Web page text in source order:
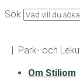
Sök
| Park- och
Om Stiliom